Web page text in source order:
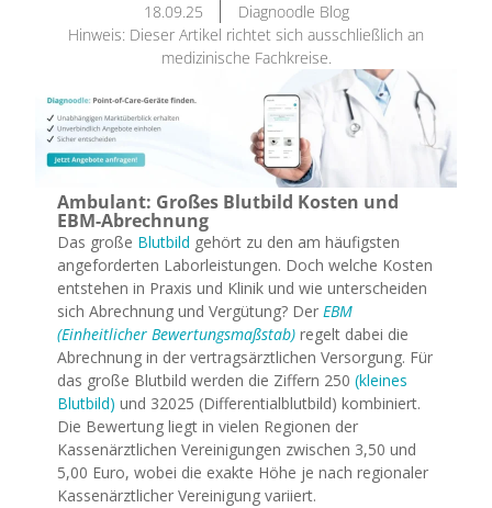
18.09.25
Diagnoodle Blog
Hinweis: Dieser Artikel richtet sich ausschließlich an
medizinische Fachkreise.
Ambulant: Großes Blutbild Kosten und
EBM-Abrechnung
Das große Blutbild gehört zu den am häufigsten
angeforderten Laborleistungen. Doch welche Kosten
entstehen in Praxis und Klinik und wie unterscheiden
sich Abrechnung und Vergütung? Der EBM
(Einheitlicher Bewertungsmaßstab) regelt dabei die
Abrechnung in der vertragsärztlichen Versorgung. Für
das große Blutbild werden die Ziffern 250 (kleines
Blutbild) und 32025 (Differentialblutbild) kombiniert.
Die Bewertung liegt in vielen Regionen der
Kassenärztlichen Vereinigungen zwischen 3,50 und
5,00 Euro, wobei die exakte Höhe je nach regionaler
Kassenärztlicher Vereinigung variiert.